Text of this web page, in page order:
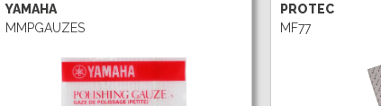
YAMAHA
MMPGAUZES
PROTEC
MF77